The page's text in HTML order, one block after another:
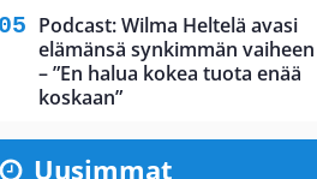
Podcast: Wilma Heltelä avasi
elämänsä synkimmän vaiheen
– ”En halua kokea tuota enää
koskaan”
Uusimmat